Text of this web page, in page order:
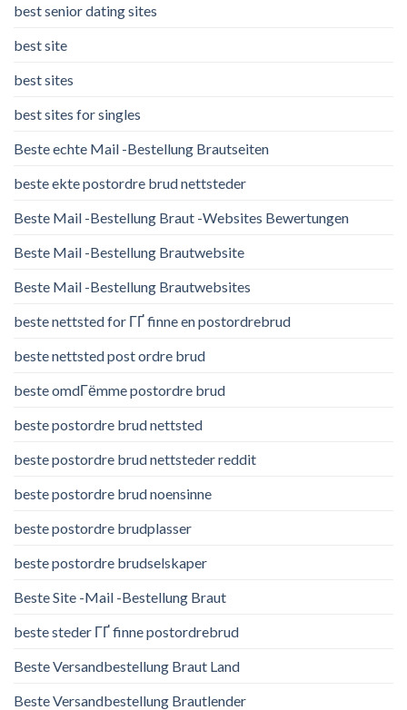
best senior dating sites
best site
best sites
best sites for singles
Beste echte Mail -Bestellung Brautseiten
beste ekte postordre brud nettsteder
Beste Mail -Bestellung Braut -Websites Bewertungen
Beste Mail -Bestellung Brautwebsite
Beste Mail -Bestellung Brautwebsites
beste nettsted for ГҐ finne en postordrebrud
beste nettsted post ordre brud
beste omdГёmme postordre brud
beste postordre brud nettsted
beste postordre brud nettsteder reddit
beste postordre brud noensinne
beste postordre brudplasser
beste postordre brudselskaper
Beste Site -Mail -Bestellung Braut
beste steder ГҐ finne postordrebrud
Beste Versandbestellung Braut Land
Beste Versandbestellung Brautlender